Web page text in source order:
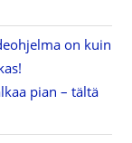
on kuin
pian – tältä